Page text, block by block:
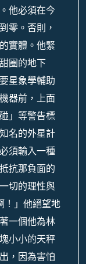
他必須在今
零。否則，
實體。他緊
圈的地下
星象學輔助
器前，上面
」等警告標
名的外星計
須輸入一種
抗那負面的
切的理性與
！」他絕望地
著一個他為林
小小的天秤
，因為害怕